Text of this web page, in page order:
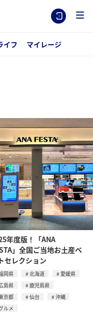
イフ マイレージ
年度版！「ANA
」全国ご当地お土産ベ
セレクション
岡県 北海道
愛媛県
島県
鹿児島県
京都
仙台
沖縄
ルメ